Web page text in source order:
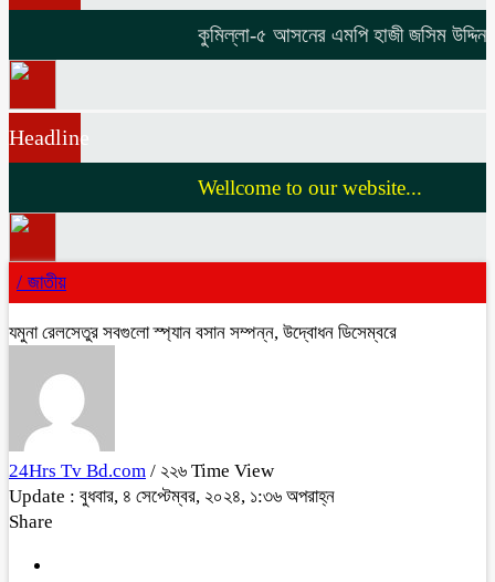
কুমিল্লা-৫ আসনের এমপি হাজী জসিম
Headline
Wellcome to our website...
/ জাতীয়
যমুনা রেলসেতুর সবগুলো স্প্যান বসান সম্পন্ন, উদ্বোধন ডিসেম্বরে
24Hrs Tv Bd.com / ২২৬ Time View
Update : বুধবার, ৪ সেপ্টেম্বর, ২০২৪, ১:৩৬ অপরাহ্ন
Share